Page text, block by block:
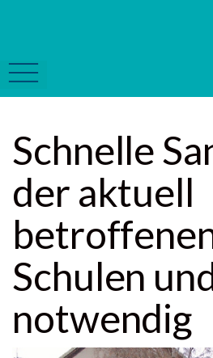
Schnelle
der aktuell
Schulen
notwendig